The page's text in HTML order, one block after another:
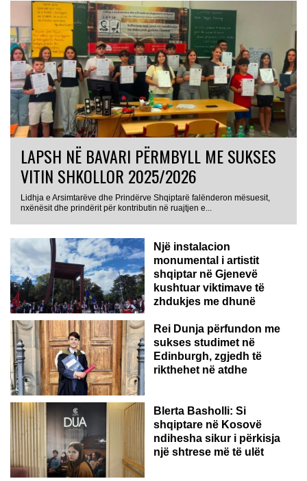
LAPSH NË BAVARI PËRMBYLL ME SUKSES
VITIN SHKOLLOR 2025/2026
Lidhja e Arsimtarëve dhe Prindërve Shqiptarë falënderon mësuesit,
nxënësit dhe prindërit për kontributin në ruajtjen e...
Një instalacion
monumental i artistit
shqiptar në Gjenevë
kushtuar viktimave të
zhdukjes me dhunë
Rei Dunja përfundon me
sukses studimet në
Edinburgh, zgjedh të
rikthehet në atdhe
Blerta Basholli: Si
shqiptare në Kosovë
ndihesha sikur i përkisja
një shtrese më të ulët